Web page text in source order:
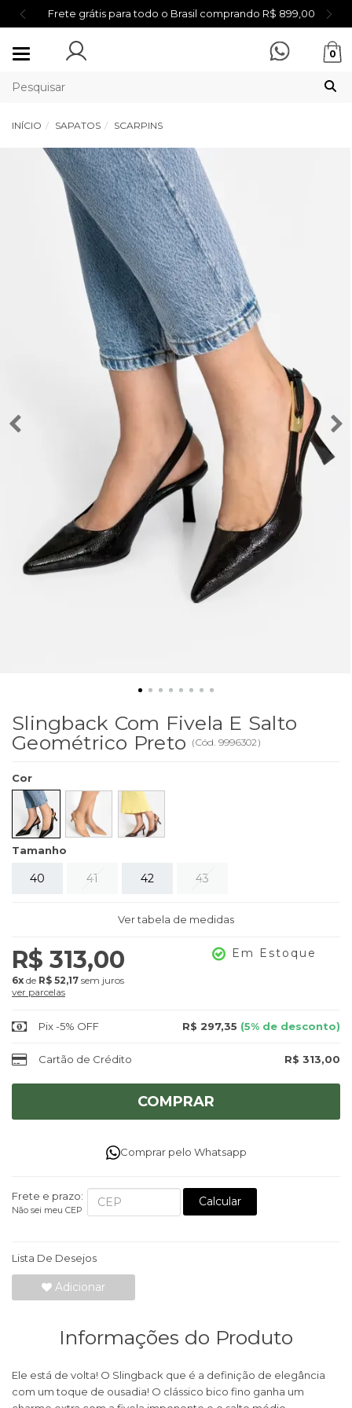
Frete grátis para todo o Brasil comprando R$ 899,00
Mudar
0
INÍCIO SAPATOS SCARPINS
Slingback Com Fivela E Salto
Geométrico Preto (Cód. 9996302 )
Cor
Tamanho
40 41 42 43
Ver tabela de medidas
R$ 313,00
6x de R$ 52,17 sem juros
ver parcelas
Em Estoque
Pix -5% OFF R$ 297,35 (5% de desconto)
Cartão de Crédito R$ 313,00
COMPRAR
Comprar pelo Whatsapp
Frete e prazo:
Não sei meu CEP
Calcular
Lista De Desejos
Adicionar
Informações do Produto
Ele está de volta! O Slingback que é a definição de elegância
com um toque de ousadia! O clássico bico fino ganha um